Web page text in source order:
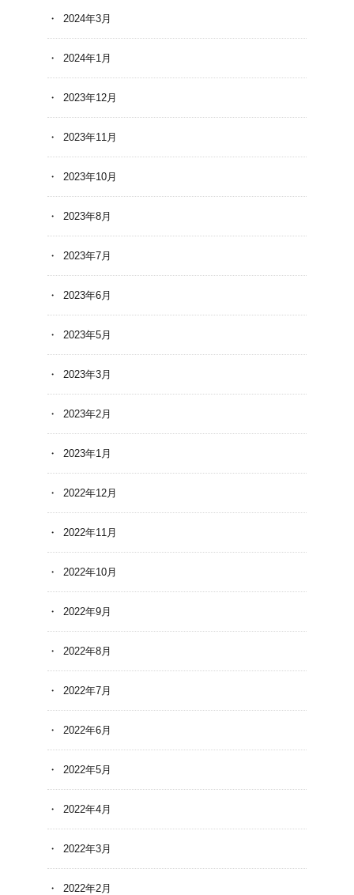
2024年3月
2024年1月
2023年12月
2023年11月
2023年10月
2023年8月
2023年7月
2023年6月
2023年5月
2023年3月
2023年2月
2023年1月
2022年12月
2022年11月
2022年10月
2022年9月
2022年8月
2022年7月
2022年6月
2022年5月
2022年4月
2022年3月
2022年2月